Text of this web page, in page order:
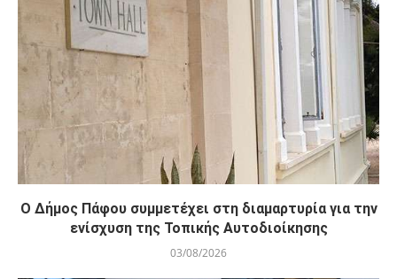
Ο Δήμος Πάφου συμμετέχει στη διαμαρτυρία για την
ενίσχυση της Τοπικής Αυτοδιοίκησης
03/08/2026